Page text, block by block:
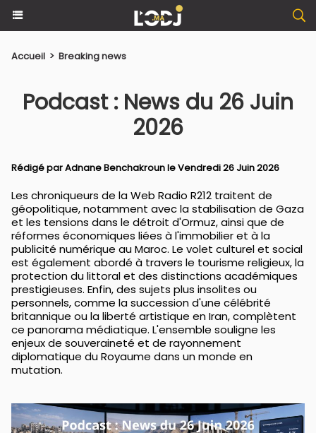
Accueil > Breaking news
Podcast : News du 26 Juin
2026
Rédigé parAdnane Benchakrounle Vendredi 26 Juin 2026
Les chroniqueurs de la Web Radio R212 traitent de
géopolitique, notamment avec la stabilisation de Gaza
et les tensions dans le détroit d'Ormuz, ainsi que de
réformes économiques liées à l'immobilier et à la
publicité numérique au Maroc. Le volet culturel et social
est également abordé à travers le tourisme religieux, la
protection du littoral et des distinctions académiques
prestigieuses. Enfin, des sujets plus insolites ou
personnels, comme la succession d'une célébrité
britannique ou la liberté artistique en Iran, complètent
ce panorama médiatique. L'ensemble souligne les
enjeux de souveraineté et de rayonnement
diplomatique du Royaume dans un monde en
mutation.